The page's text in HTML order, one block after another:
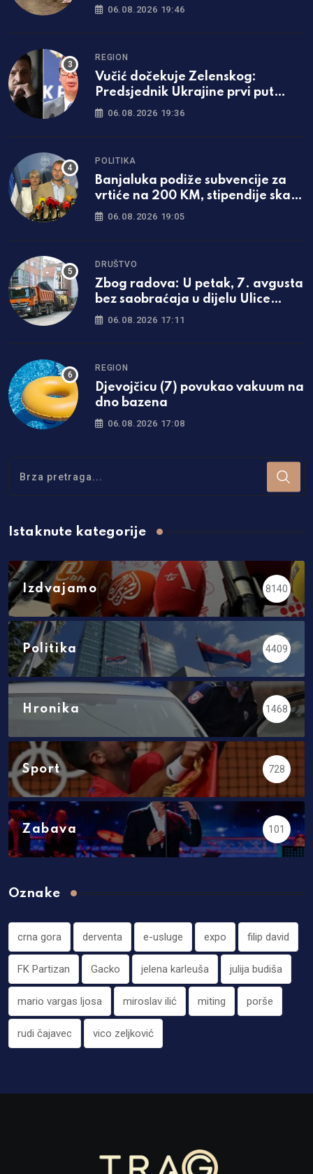
06.08.2026 19:46
REGION
Vučić dočekuje Zelenskog:
Predsjednik Ukrajine prvi put
dolazi u Srbiju
06.08.2026 19:36
POLITIKA
Banjaluka podiže subvencije za
vrtiće na 200 KM, stipendije skaču
za čak 50 odsto!
06.08.2026 19:05
DRUŠTVO
Zbog radova: U petak, 7. avgusta
bez saobraćaja u dijelu Ulice
Prvog krajiškog korpusa
06.08.2026 17:11
REGION
Djevojčicu (7) povukao vakuum na
dno bazena
06.08.2026 17:08
Istaknute kategorije
Izdvajamo 8140
Politika 4409
Hronika 1468
Sport 728
Zabava 101
Oznake
crna gora derventa e-usluge expo filip david
FK Partizan Gacko jelena karleuša julija budiša
mario vargas ljosa miroslav ilić miting porše
rudi čajavec vico zeljković